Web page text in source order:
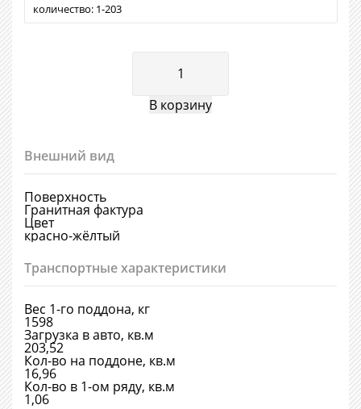
количество: 1 203
Внешний вид
Поверхность
Гранитная фактура
Цвет
красно-жёлтый
Транспортные характеристики
Вес 1-го поддона, кг
1598
Загрузка в авто, кв.м
203,52
Кол-во на поддоне, кв.м
16,96
Кол-во в 1-ом ряду, кв.м
1,06